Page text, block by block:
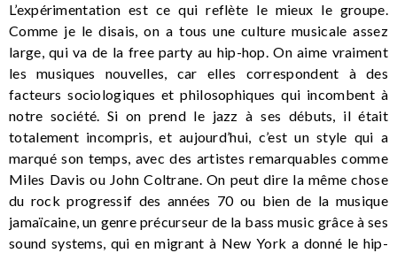
L’expérimentation est ce qui reflète le mieux le groupe.
Comme je le disais, on a tous une culture musicale assez
large, qui va de la free party au hip-hop. On aime vraiment
les musiques nouvelles, car elles correspondent à des
facteurs sociologiques et philosophiques qui incombent à
notre société. Si on prend le jazz à ses débuts, il était
totalement incompris, et aujourd’hui, c’est un style qui a
marqué son temps, avec des artistes remarquables comme
Miles Davis ou John Coltrane. On peut dire la même chose
du rock progressif des années 70 ou bien de la musique
jamaïcaine, un genre précurseur de la bass music grâce à ses
sound systems, qui en migrant à New York a donné le hip-